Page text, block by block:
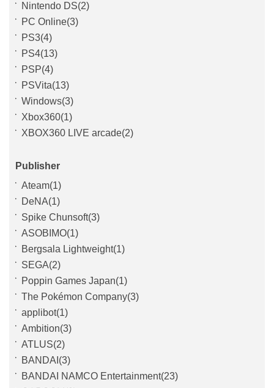
Nintendo DS(2)
PC Online(3)
PS3(4)
PS4(13)
PSP(4)
PSVita(13)
Windows(3)
Xbox360(1)
XBOX360 LIVE arcade(2)
Publisher
Ateam(1)
DeNA(1)
Spike Chunsoft(3)
ASOBIMO(1)
Bergsala Lightweight(1)
SEGA(2)
Poppin Games Japan(1)
The Pokémon Company(3)
applibot(1)
Ambition(3)
ATLUS(2)
BANDAI(3)
BANDAI NAMCO Entertainment(23)